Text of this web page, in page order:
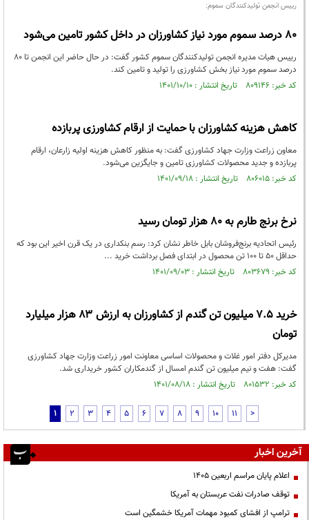
رییس انجمن تولیدکنندگان سموم:
۸۰ درصد سموم مورد نیاز کشاورزان در داخل کشور تامین می‌شود
رییس هیات مدیره انجمن تولیدکنندگان سموم کشور گفت: در حال حاضر این انجمن تا ۸۰
درصد سموم مورد نیاز بخش کشاورزی را تولید و تامین کند.
کد خبر: ۸۰۹۱۴۶ تاریخ انتشار : ۱۴۰۱/۱۰/۱۰
کاهش هزینه کشاورزان با حمایت از ارقام کشاورزی پربازده
معاون زراعت وزارت جهاد کشاورزی گفت: به منظور کاهش هزینه اولیه زارعان، ارقام
پربازده و جدید محصولات کشاورزی تامین و جایگزین می‌شود.
کد خبر: ۸۰۶۰۱۵ تاریخ انتشار : ۱۴۰۱/۰۹/۱۸
نرخ برنج طارم به ۸۰ هزار تومان رسید
رئیس اتحادیه برنج‌فروشان بابل خاطر نشان کرد: رسم بنکداری در یک قرن اخیر این بود که
حداقل ۵۰ تا ۱۰۰ تن محصول در ابتدای فصل برداشت خرید ...
کد خبر: ۸۰۳۶۷۹ تاریخ انتشار : ۱۴۰۱/۰۹/۰۳
خرید ۷.۵ میلیون تن گندم از کشاورزان به ارزش ۸۳ هزار میلیارد
تومان
مدیرکل دفتر امور غلات و محصولات اساسی معاونت امور زراعت وزارت جهاد کشاورزی
گفت: هفت و نیم میلیون تن گندم امسال از گندمکاران کشور خریداری شد.
کد خبر: ۸۰۱۵۳۲ تاریخ انتشار : ۱۴۰۱/۰۸/۱۸
1 2 3 4 5 6 7 8 9 10 11 >
آخرین اخبار
اعلام پایان مراسم اربعین ۱۴۰۵
توقف صادرات نفت عربستان به آمریکا
ترامپ از افشای کمبود مهمات آمریکا خشمگین است